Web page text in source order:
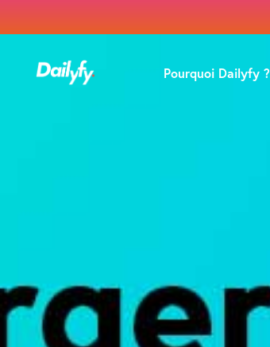
Pourquoi Dailyfy ?